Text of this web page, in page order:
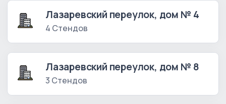
Лазаревский переулок, дом № 4
4 Стендов
Лазаревский переулок, дом № 8
3 Стендов